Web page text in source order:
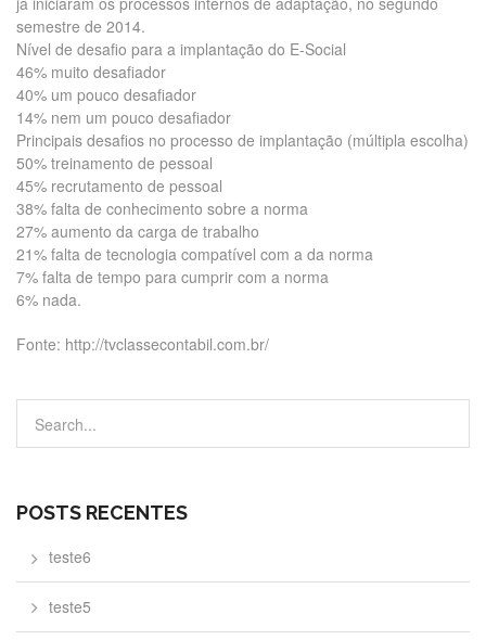
semestre de 2014.
Nível de desafio para a implantação do E-Social
46% muito desafiador
40% um pouco desafiador
14% nem um pouco desafiador
Principais desafios no processo de implantação (múltipla escolha)
50% treinamento de pessoal
45% recrutamento de pessoal
38% falta de conhecimento sobre a norma
27% aumento da carga de trabalho
21% falta de tecnologia compatível com a da norma
7% falta de tempo para cumprir com a norma
6% nada.
Fonte: http://tvclassecontabil.com.br/
POSTS RECENTES
teste6
teste5